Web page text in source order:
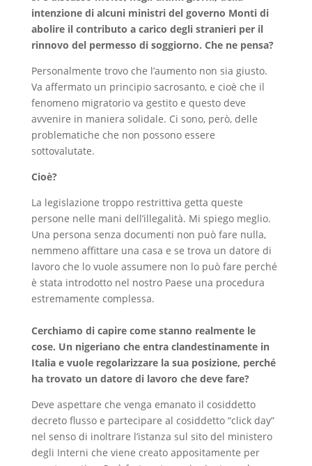
intenzione di alcuni ministri del governo Monti di
abolire il contributo a carico degli stranieri per il
rinnovo del permesso di soggiorno. Che ne pensa?
Personalmente trovo che l’aumento non sia giusto.
Va affermato un principio sacrosanto, e cioè che il
fenomeno migratorio va gestito e questo deve
avvenire in maniera solidale. Ci sono, però, delle
problematiche che non possono essere
sottovalutate.
Cioè?
La legislazione troppo restrittiva getta queste
persone nelle mani dell’illegalità. Mi spiego meglio.
Una persona senza documenti non può fare nulla,
nemmeno affittare una casa e se trova un datore di
lavoro che lo vuole assumere non lo può fare perché
è stata introdotto nel nostro Paese una procedura
estremamente complessa.
Cerchiamo di capire come stanno realmente le
cose. Un nigeriano che entra clandestinamente in
Italia e vuole regolarizzare la sua posizione, perché
ha trovato un datore di lavoro che deve fare?
Deve aspettare che venga emanato il cosiddetto
decreto flusso e partecipare al cosiddetto “click day”
nel senso di inoltrare l’istanza sul sito del ministero
degli Interni che viene creato appositamente per